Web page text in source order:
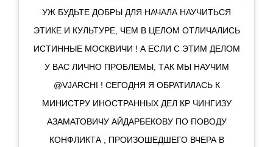
УЖ БУДЬТЕ ДОБРЫ ДЛЯ НАЧАЛА НАУЧИТЬСЯ
ЭТИКЕ И КУЛЬТУРЕ, ЧЕМ В ЦЕЛОМ ОТЛИЧАЛИСЬ
ИСТИННЫЕ МОСКВИЧИ ! А ЕСЛИ С ЭТИМ ДЕЛОМ
У ВАС ЛИЧНО ПРОБЛЕМЫ, ТАК МЫ НАУЧИМ
@VJARCHI ! СЕГОДНЯ Я ОБРАТИЛАСЬ К
МИНИСТРУ ИНОСТРАННЫХ ДЕЛ КР ЧИНГИЗУ
АЗАМАТОВИЧУ АЙДАРБЕКОВУ ПО ПОВОДУ
КОНФЛИКТА , ПРОИЗОШЕДШЕГО ВЧЕРА В